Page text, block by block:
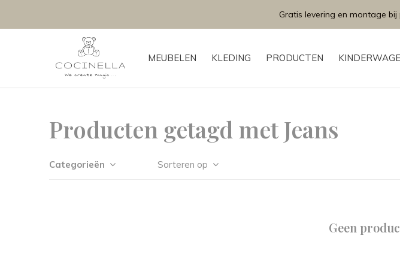
MEUBELEN KLEDING PRODUCTEN
Gratis levering en montage
Producten getagd met Jeans
Categorieën Sorteren op
Geen